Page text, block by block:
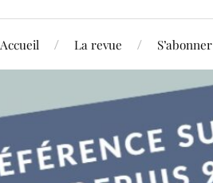
Accueil La revue S’abonner